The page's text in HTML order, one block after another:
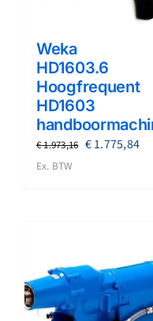
Weka
HD1603.6
Hoogfrequent
HD1603
€1.973,16 €1.775,84
Ex. BTW